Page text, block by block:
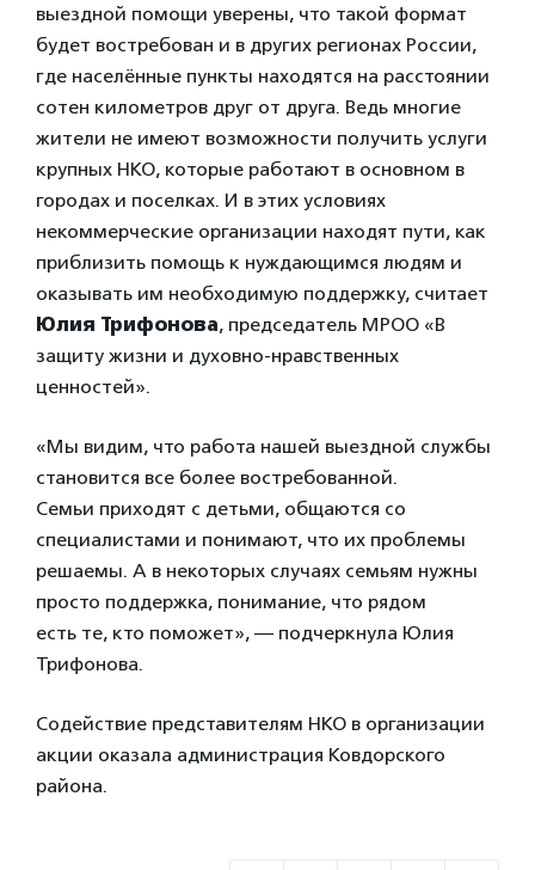
выездной помощи уверены, что такой формат
будет востребован и в других регионах России,
где населённые пункты находятся на расстоянии
сотен километров друг от друга. Ведь многие
жители не имеют возможности получить услуги
крупных НКО, которые работают в основном в
городах и поселках. И в этих условиях
некоммерческие организации находят пути, как
приблизить помощь к нуждающимся людям и
оказывать им необходимую поддержку, считает
Юлия Трифонова, председатель МРОО «В
защиту жизни и духовно-нравственных
ценностей».
«Мы видим, что работа нашей выездной службы
становится все более востребованной.
Семьи приходят с детьми, общаются со
специалистами и понимают, что их проблемы
решаемы. А в некоторых случаях семьям нужны
просто поддержка, понимание, что рядом
есть те, кто поможет», — подчеркнула Юлия
Трифонова.
Содействие представителям НКО в организации
акции оказала администрация Ковдорского
района.